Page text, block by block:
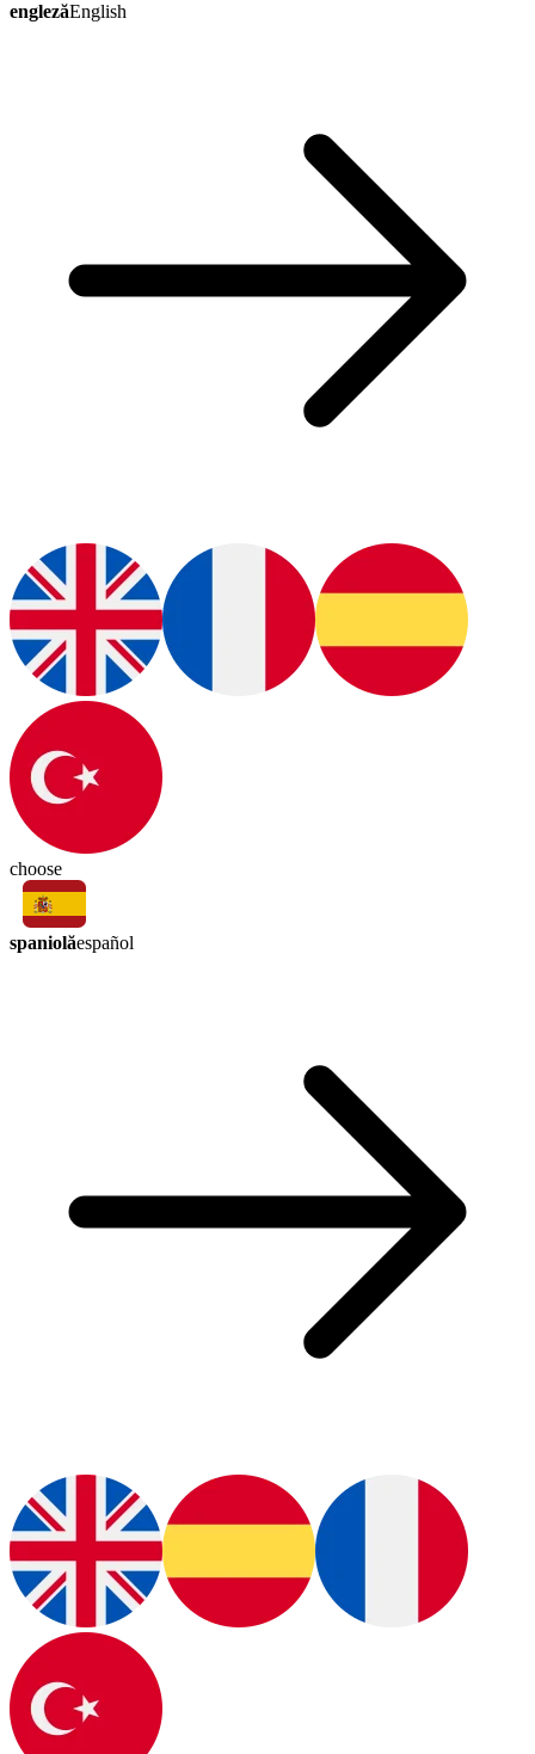
englezăEnglish
choose
spaniolăespañol